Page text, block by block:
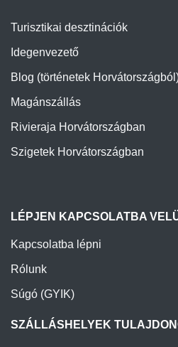
Turisztikai desztinációk
Idegenvezető
Blog (történetek
Magánszállás
Rivieraja Horvátországban
Szigetek Horvátországban
LÉPJEN KAPCSOLATBA
Kapcsolatba lépni
Rólunk
Súgó (GYIK)
SZÁLLÁSHELYEK